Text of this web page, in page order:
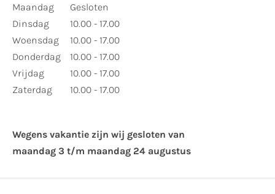
Maandag
Dinsdag
Woensdag
Donderdag
Vrijdag
Zaterdag
Gesloten
10.00 - 17.00
10.00 - 17.00
10.00 - 17.00
10.00 - 17.00
10.00 - 17.00
Wegens vakantie zijn wij gesloten van ​
maandag 3 t/m maandag 24 augustus